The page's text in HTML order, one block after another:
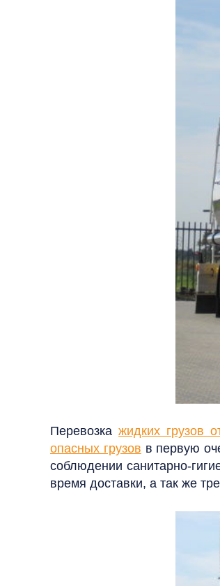
Перевозкажидких грузов
опасных грузов в первую
соблюдении санитарно-
время доставки, а так же